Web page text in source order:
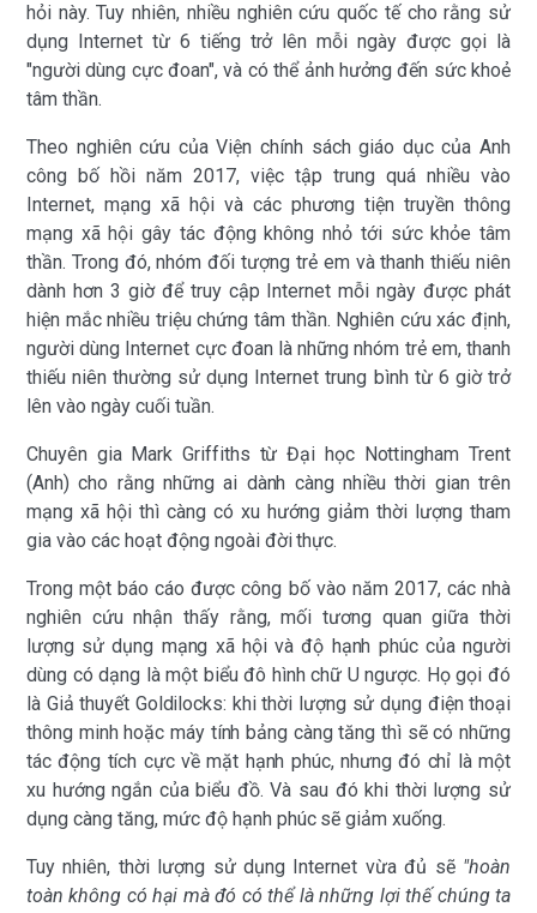
hỏi này. Tuy nhiên, nhiều nghiên cứu quốc tế cho rằng sử
dụng Internet từ 6 tiếng trở lên mỗi ngày được gọi là
"người dùng cực đoan", và có thể ảnh hưởng đến sức khoẻ
tâm thần.
Theo nghiên cứu của Viện chính sách giáo dục của Anh
công bố hồi năm 2017, việc tập trung quá nhiều vào
Internet, mạng xã hội và các phương tiện truyền thông
mạng xã hội gây tác động không nhỏ tới sức khỏe tâm
thần. Trong đó, nhóm đối tượng trẻ em và thanh thiếu niên
dành hơn 3 giờ để truy cập Internet mỗi ngày được phát
hiện mắc nhiều triệu chứng tâm thần. Nghiên cứu xác định,
người dùng Internet cực đoan là những nhóm trẻ em, thanh
thiếu niên thường sử dụng Internet trung bình từ 6 giờ trở
lên vào ngày cuối tuần.
Chuyên gia Mark Griffiths từ Đại học Nottingham Trent
(Anh) cho rằng những ai dành càng nhiều thời gian trên
mạng xã hội thì càng có xu hướng giảm thời lượng tham
gia vào các hoạt động ngoài đời thực.
Trong một báo cáo được công bố vào năm 2017, các nhà
nghiên cứu nhận thấy rằng, mối tương quan giữa thời
lượng sử dụng mạng xã hội và độ hạnh phúc của người
dùng có dạng là một biểu đô hình chữ U ngược. Họ gọi đó
là Giả thuyết Goldilocks: khi thời lượng sử dụng điện thoại
thông minh hoặc máy tính bảng càng tăng thì sẽ có những
tác động tích cực về mặt hạnh phúc, nhưng đó chỉ là một
xu hướng ngắn của biểu đồ. Và sau đó khi thời lượng sử
dụng càng tăng, mức độ hạnh phúc sẽ giảm xuống.
Tuy nhiên, thời lượng sử dụng Internet vừa đủ sẽ "hoàn
toàn không có hại mà đó có thể là những lợi thế chúng ta